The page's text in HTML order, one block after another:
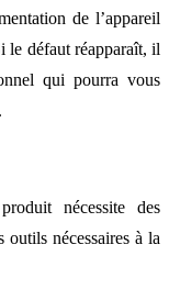
de l’appareil
le défaut réapparaît, il
qui pourra vous
nécessite des
outils nécessaires à la